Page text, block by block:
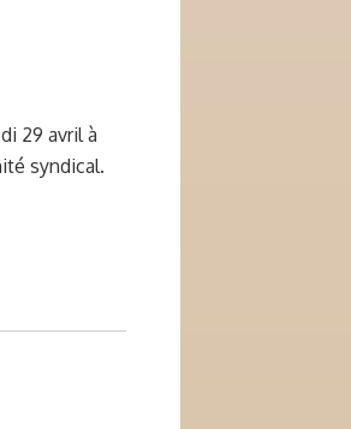
29 avril à
syndical.